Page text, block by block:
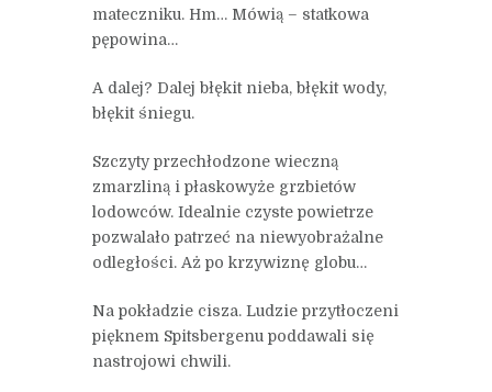
mateczniku. Hm… Mówią – statkowa
pępowina…
A dalej? Dalej błękit nieba, błękit wody,
błękit śniegu.
Szczyty przechłodzone wieczną
zmarzliną i płaskowyże grzbietów
lodowców. Idealnie czyste powietrze
pozwalało patrzeć na niewyobrażalne
odległości. Aż po krzywiznę globu…
Na pokładzie cisza. Ludzie przytłoczeni
pięknem Spitsbergenu poddawali się
nastrojowi chwili.